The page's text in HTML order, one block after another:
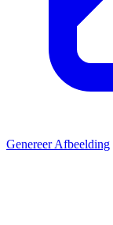
Genereer Afbeelding